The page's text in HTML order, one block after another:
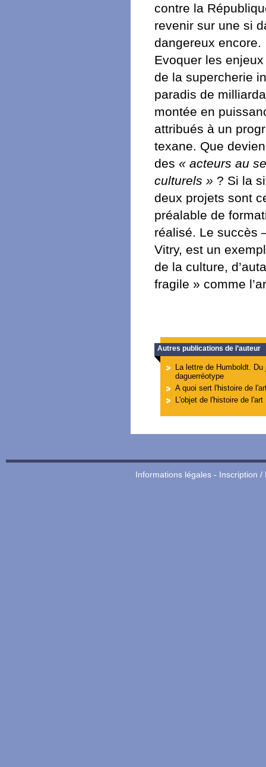
contre la
revenir sur une si
dangereux encore.
Evoquer les
de la supercherie
paradis de
montée en
attribués à un
texane. Que
des « acteurs au
culturels » ? Si la
deux projets sont
préalable de
réalisé. Le succès
Vitry, est un
de la culture,
fragile » comme
Autres publications de l’auteur
La lettre de Humboldt. Du
daguerréotype
A quoi sert l'histoire de
L'objet de l'histoire de l'art
Informations légales- Inscription